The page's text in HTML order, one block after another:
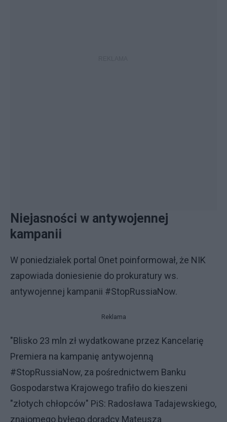
Niejasności w antywojennej
kampanii
W poniedziałek portal Onet poinformował, że NIK
zapowiada doniesienie do prokuratury ws.
antywojennej kampanii #StopRussiaNow.
Reklama
"Blisko 23 mln zł wydatkowane przez Kancelarię
Premiera na kampanię antywojenną
#StopRussiaNow, za pośrednictwem Banku
Gospodarstwa Krajowego trafiło do kieszeni
"złotych chłopców" PiS: Radosława Tadajewskiego,
znajomego byłego doradcy Mateusza